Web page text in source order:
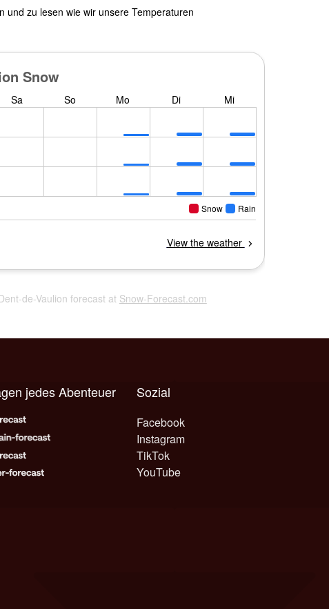
zu lesen wie wir unsere Temperaturen
de-Vaulion forecast at Snow-Forecast.com
Sozial
Facebook
Instagram
TikTok
YouTube
jedes Abenteuer